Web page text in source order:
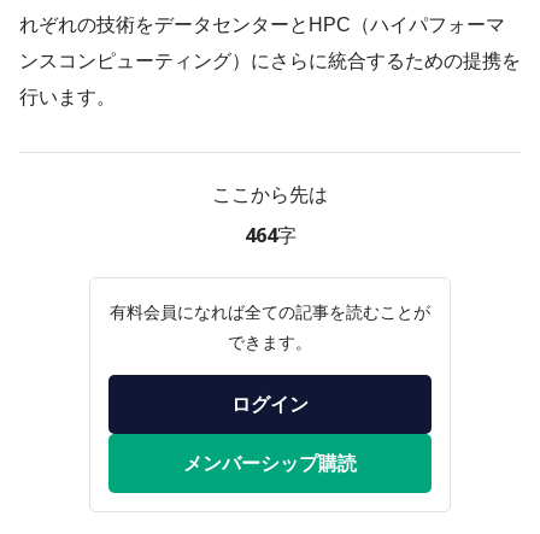
れぞれの技術をデータセンターとHPC（ハイパフォーマ
ンスコンピューティング）にさらに統合するための提携を
行います。
ここから先は
464字
有料会員になれば全ての記事を読むことが
できます。
ログイン
メンバーシップ購読